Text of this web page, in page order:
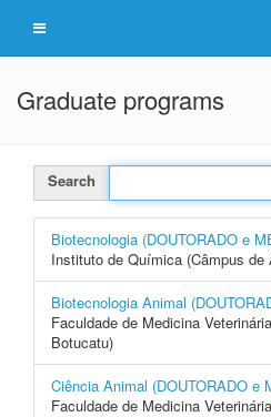
Graduate programs
Search
Biotecnologia (DOUTORADO e
Instituto de Química (Câmpus de
Biotecnologia Animal
Faculdade de Medicina
Botucatu)
Ciência Animal (DOUTORADO e
Faculdade de Medicina